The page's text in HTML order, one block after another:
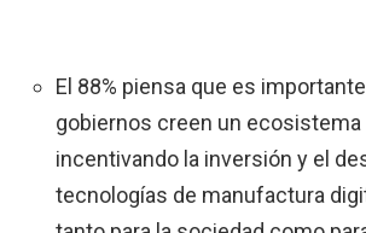
El 88% piensa que es
gobiernos creen un
incentivando la inversión y el
tecnologías de manufactura